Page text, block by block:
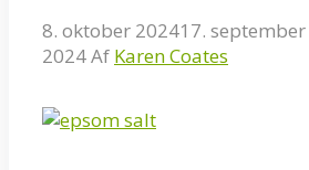
8. oktober 202417. september
2024Af Karen Coates